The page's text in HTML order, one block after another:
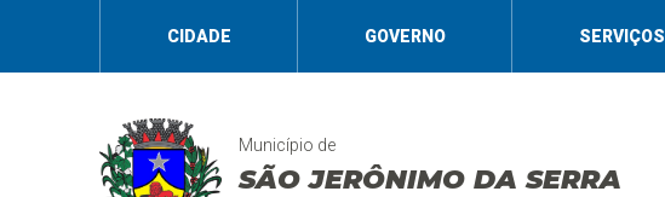
CIDADE GOVERNO SERVIÇOS
Município de
SÃO JERÔNIMO DA SERRA